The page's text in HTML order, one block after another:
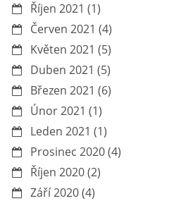
Říjen 2021 (1)
Červen 2021 (4)
Květen 2021 (5)
Duben 2021 (5)
Březen 2021 (6)
Únor 2021 (1)
Leden 2021 (1)
Prosinec 2020(4)
Říjen 2020(2)
Září 2020(4)